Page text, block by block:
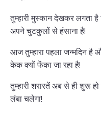
तुम्हारी मुस्कान देखकर लगता
अपने चुटकुलों से हंसाना है!
आज तुम्हारा पहला जन्मदिन है
केक क्यों फेंका जा रहा है!
तुम्हारी शरारतें अब से ही शुरू
लंबा चलेगा!